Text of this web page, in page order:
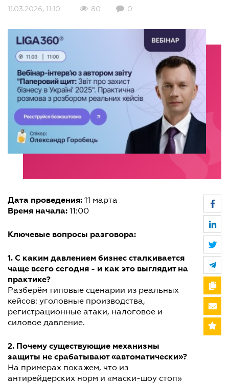
11.03.2026, 11:10 80 0
Дата проведения: 11 марта
Время начала: 11:00
Ключевые вопросы разговора:
1. С каким давлением бизнес сталкивается
чаще всего сегодня - и как это выглядит на
практике?
Разберём типовые сценарии из реальных
кейсов: уголовные производства,
регистрационные атаки, налоговое и
силовое давление.
2. Почему существующие механизмы
защиты не срабатывают «автоматически»?
На примерах покажем, что из
антирейдерских норм и «маски-шоу стоп»